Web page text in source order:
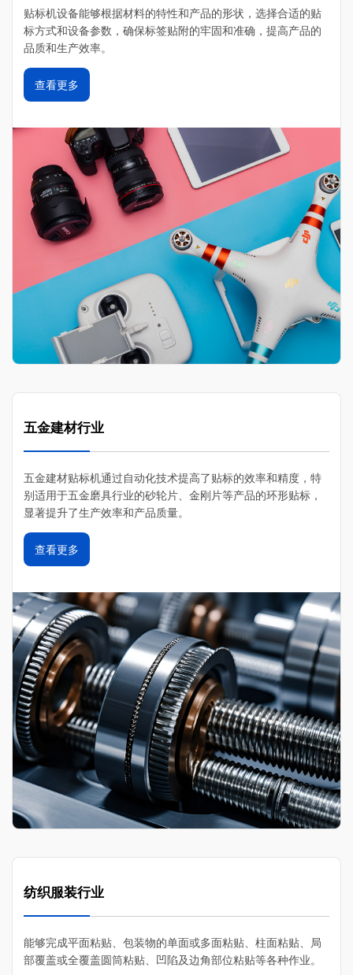
贴标机设备能够根据材料的特性和产品的形状，‌选择合适的贴
标方式和设备参数，‌确保标签贴附的牢固和准确，‌提高产品的
品质和生产效率。‌
查看更多
五金建材行业
五金建材贴标机通过自动化技术提高了贴标的效率和精度，‌特
别适用于五金磨具行业的砂轮片、‌金刚片等产品的环形贴标，‌
显著提升了生产效率和产品质量。
查看更多
纺织服装行业
能够完成平面粘贴、‌包装物的单面或多面粘贴、‌柱面粘贴、‌局
部覆盖或全覆盖圆筒粘贴、‌凹陷及边角部位粘贴等各种作业。‌